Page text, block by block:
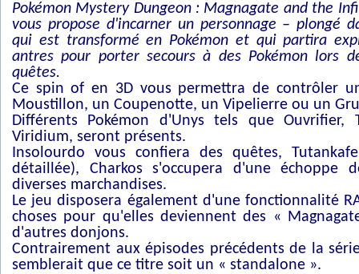
Pokémon Mystery Dungeon : Magnagate and the
vous propose d'incarner un personnage – plongé
qui est transformé en Pokémon et qui partira
antres pour porter secours à des Pokémon lors
quêtes.
Ce spin of en 3D vous permettra de contrôler
Moustillon, un Coupenotte, un Vipelierre ou un
Différents Pokémon d'Unys tels que Ouvrifier,
Viridium, seront présents.
Insolourdo vous confiera des quêtes,
détaillée), Charkos s'occupera d'une échoppe
diverses marchandises.
Le jeu disposera également d'une fonctionnalité
choses pour qu'elles deviennent des «
d'autres donjons.
Contrairement aux épisodes précédents de la
semblerait que ce titre soit un « standalone ».